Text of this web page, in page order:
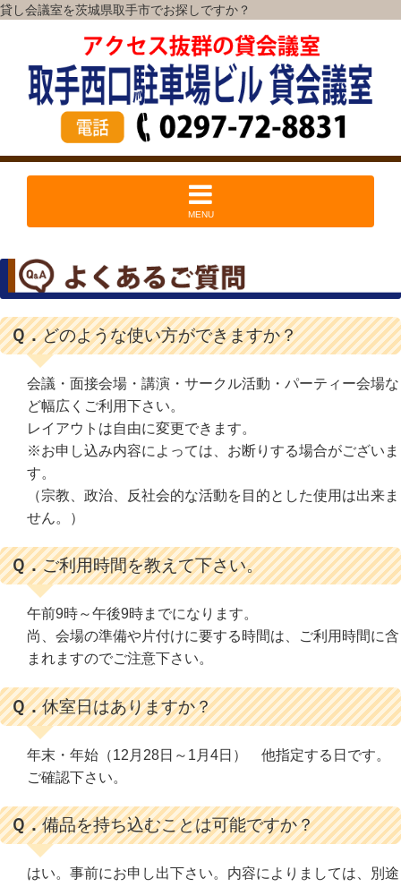
貸し会議室を茨城県取手市でお探しですか？
MENU
Ｑ．どのような使い方ができますか？
会議・面接会場・講演・サークル活動・パーティー会場な
ど幅広くご利用下さい。
レイアウトは自由に変更できます。
※お申し込み内容によっては、お断りする場合がございま
す。
（宗教、政治、反社会的な活動を目的とした使用は出来ま
せん。）
Ｑ．ご利用時間を教えて下さい。
午前9時～午後9時までになります。
尚、会場の準備や片付けに要する時間は、ご利用時間に含
まれますのでご注意下さい。
Ｑ．休室日はありますか？
年末・年始（12月28日～1月4日） 他指定する日です。
ご確認下さい。
Ｑ．備品を持ち込むことは可能ですか？
はい。事前にお申し出下さい。内容によりましては、別途